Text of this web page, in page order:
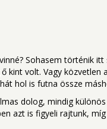
Sohasem történik
volt. Vagy
hol is futna össze
dolog, mindig
azt is figyeli rajtunk,